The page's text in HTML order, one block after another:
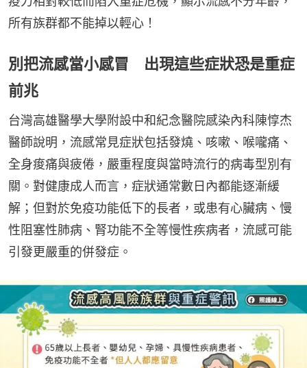
所有族群都不能掉以輕心！
別把流感當小感冒 出現這些症狀恐是重症
前兆
台灣高雄醫學大學附設中和紀念醫院感染內科陳惇杰
醫師說明，流感常見症狀包括發燒、咳嗽、喉嚨痛、
全身痠痛與疲倦，嚴重程度與當時流行的病毒型別有
關。對健康成人而言，症狀通常數日內都能逐漸緩
解；但對於免疫功能低下的長者，或患有心臟病、慢
性阻塞性肺病、腎功能不全等慢性疾病者，流感可能
引發更嚴重的併發症。